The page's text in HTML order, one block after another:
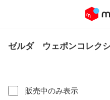
ゼルダ ウェポンコレク
販売中のみ表示